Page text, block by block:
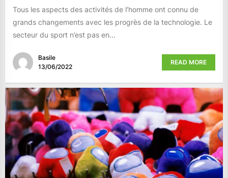
Tous les aspects des activités de l’homme ont connu de
grands changements avec les progrès de la technologie. Le
secteur du sport n’est pas en...
Basile
13/06/2022
READ MORE